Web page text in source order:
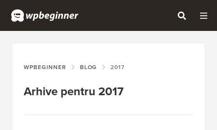
WPBEGINNER BLOG 2017
Arhive pentru 2017